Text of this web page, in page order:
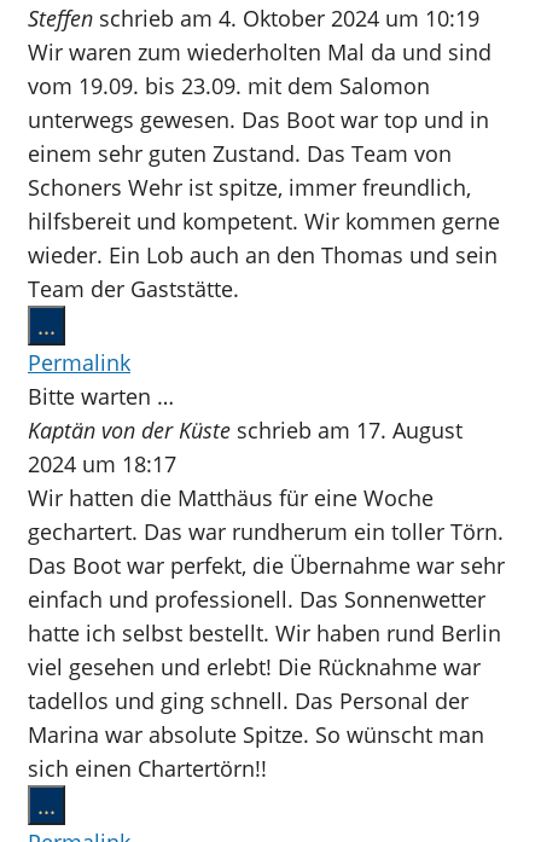
Steffen schrieb am 4. Oktober 2024 um 10:19
Wir waren zum wiederholten Mal da und sind
vom 19.09. bis 23.09. mit dem Salomon
unterwegs gewesen. Das Boot war top und in
einem sehr guten Zustand. Das Team von
Schoners Wehr ist spitze, immer freundlich,
hilfsbereit und kompetent. Wir kommen gerne
wieder. Ein Lob auch an den Thomas und sein
Team der Gaststätte.
...
Metabox
ein-/ausblenden.
Permalink
Bitte warten …
Kaptän von der Küste schrieb am 17. August
2024 um 18:17
Wir hatten die Matthäus für eine Woche
gechartert. Das war rundherum ein toller Törn.
Das Boot war perfekt, die Übernahme war sehr
einfach und professionell. Das Sonnenwetter
hatte ich selbst bestellt. Wir haben rund Berlin
viel gesehen und erlebt! Die Rücknahme war
tadellos und ging schnell. Das Personal der
Marina war absolute Spitze. So wünscht man
sich einen Chartertörn!!
...